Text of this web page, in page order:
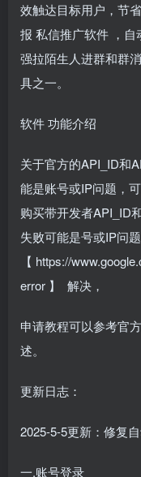
效触达目标用户，节
报 私信推广软件 ，
强拉陌生人进群和群
具之一。
软件功能介绍
关于官方的API_ID和
能是账号或IP问题，
购买带开发者API_ID
失败可能是号或IP问
【 https://
error 】 解决，
申请教程可以参考官
述。
更新日志：
2025-5-5更新：修复
一.账号登录